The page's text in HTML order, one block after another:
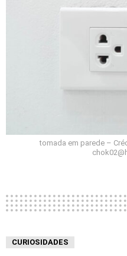
tomada em parede –
CURIOSIDADES